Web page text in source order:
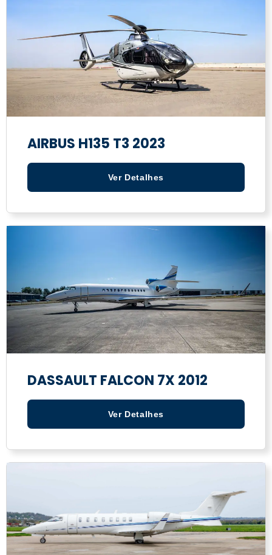
AIRBUS H135 T3 2023
Ver Detalhes
DASSAULT FALCON 7X 2012
Ver Detalhes